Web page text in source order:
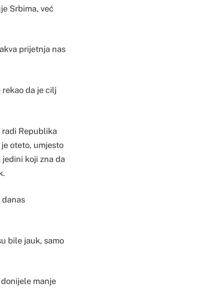
Srbima, već
prijetnja nas
da je cilj
radi Republika
oteto, umjesto
koji zna da
danas
bile jauk, samo
manje